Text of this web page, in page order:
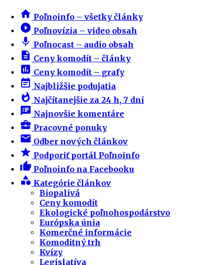
home Poľnoinfo – všetky články
play_circle_filled Poľnovízia – video obsah
mic Poľnocast – audio obsah
description Ceny komodít – články
insert_chart Ceny komodít – grafy
event_note Najbližšie podujatia
whatshot Najčítanejšie za 24 h, 7 dní
speaker_notes Najnovšie komentáre
business_center Pracovné ponuky
email Odber nových článkov
star Podporiť portál Poľnoinfo
thumb_up Poľnoinfo na Facebooku
category Kategórie článkov
Biopalivá
Ceny komodít
Ekologické poľnohospodárstvo
Európska únia
Komerčné informácie
Komoditný trh
Kvízy
Legislatíva